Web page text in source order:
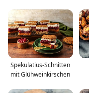
Spekulatius-Schnitten
mit Glühweinkirschen